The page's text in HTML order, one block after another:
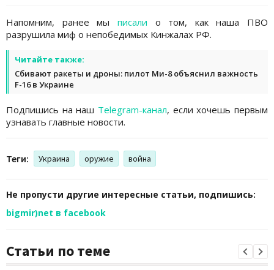
Напомним, ранее мы писали о том, как наша ПВО
разрушила миф о непобедимых Кинжалах РФ.
Читайте также:
Сбивают ракеты и дроны: пилот Ми-8 объяснил важность
F-16 в Украине
Подпишись на наш Telegram-канал, если хочешь первым
узнавать главные новости.
Теги: Украина оружие война
Не пропусти другие интересные статьи, подпишись:
bigmir)net в facebook
Статьи по теме